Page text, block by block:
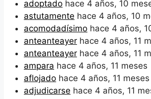
adoptado hace 4 años, 10
astutamente hace 4 años, 10
acomodadísimo hace 4 años,
anteanteayer hace 4 años, 11
anteanteayer hace 4 años, 11
ampara hace 4 años, 11 meses
aflojado hace 4 años, 11 meses
adjudicarse hace 4 años, 11